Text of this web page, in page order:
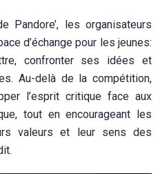
Pandore’, les organisateurs
d’échange pour les jeunes:
confronter ses idées et
Au-delà de la compétition,
l’esprit critique face aux
tout en encourageant les
valeurs et leur sens des